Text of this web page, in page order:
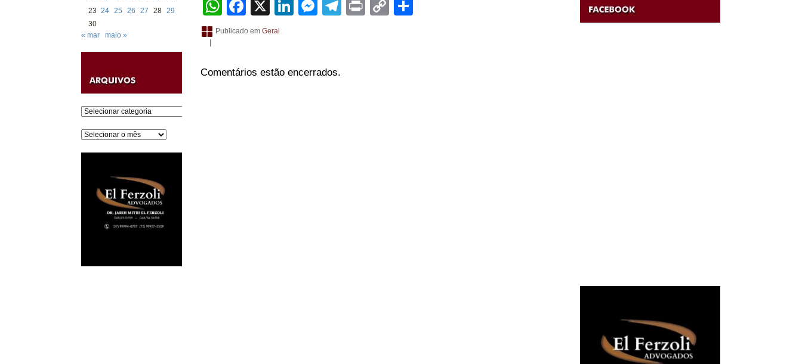
23 24 25 26 27 28 29
30
« mar
maio »
Categorias
Arquivos
WhatsApp
Facebook
X LinkedIn
Messenger
Telegram
PrintCopy
Publicado em Geral
Comentários estão encerrados.